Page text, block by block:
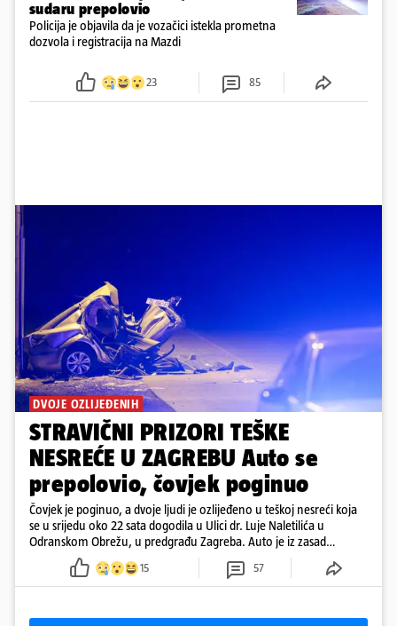
sudaru prepolovio
Policija je objavila da je vozačici istekla prometna
dozvola i registracija na Mazdi
23 85
DVOJE OZLIJEĐENIH
STRAVIČNI PRIZORI TEŠKE
NESREĆE U ZAGREBU Auto se
prepolovio, čovjek poginuo
Čovjek je poginuo, a dvoje ljudi je ozlijeđeno u teškoj nesreći koja
se u srijedu oko 22 sata dogodila u Ulici dr. Luje Naletilića u
Odranskom Obrežu, u predgrađu Zagreba. Auto je iz zasad
neutvrđenih razloga sletio s kolnika, a od siline udara vozilo se
prepolovilo.
15 57